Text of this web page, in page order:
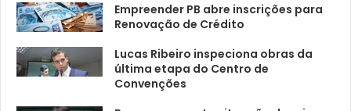
Empreender PB abre inscrições para
Renovação de Crédito
Lucas Ribeiro inspeciona obras da
última etapa do Centro de
Convenções